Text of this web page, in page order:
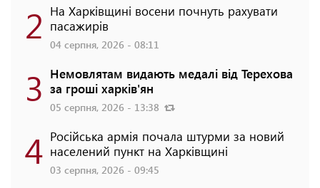
2 На Харківщині восени почнуть рахувати
пасажирів
04 серпня, 2026 - 08:11
3 Немовлятам видають медалі від Терехова
за гроші харків'ян
05 серпня, 2026 - 13:38
4 Російська армія почала штурми за новий
населений пункт на Харківщині
03 серпня, 2026 - 09:45